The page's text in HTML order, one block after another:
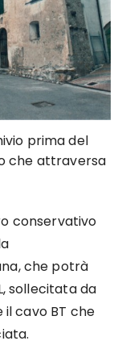
prima del
che attraversa
conservativo
che potrà
sollecitata da
il cavo BT che